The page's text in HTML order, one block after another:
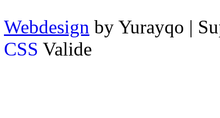
Webdesign by Yurayqo |
CSS Valide